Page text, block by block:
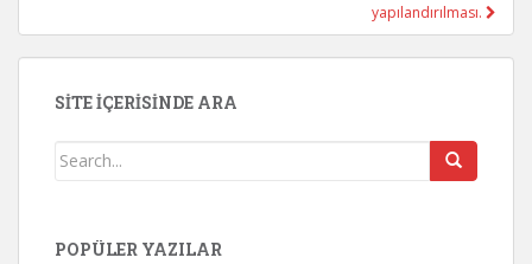
yapılandırılması.
SITE İÇERISINDE ARA
POPÜLER YAZILAR